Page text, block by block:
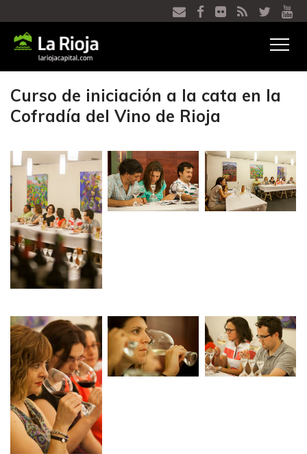
Ver
menú
Curso de iniciación a la cata en la
Cofradía del Vino de Rioja